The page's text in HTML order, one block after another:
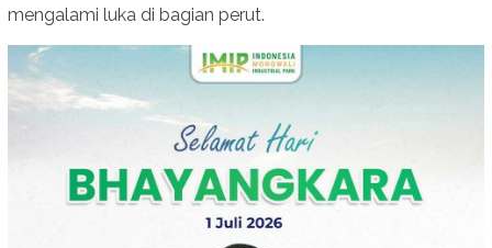
mengalami luka di bagian perut.